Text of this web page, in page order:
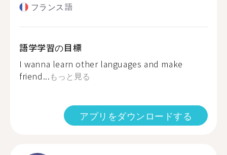
フランス語
語学学習の目標
I wanna learn other languages and make
friend...もっと見る
アプリをダウンロードする